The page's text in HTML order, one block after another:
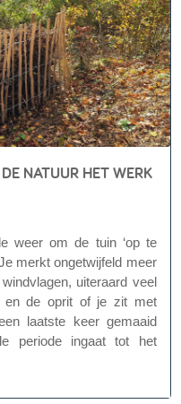
NATUUR HET WERK
weer om de tuin ‘op te
merkt ongetwijfeld meer
uiteraard veel
en de oprit of je zit met
laatste keer gemaaid
periode ingaat tot het
wat ‘groenafval’ op.